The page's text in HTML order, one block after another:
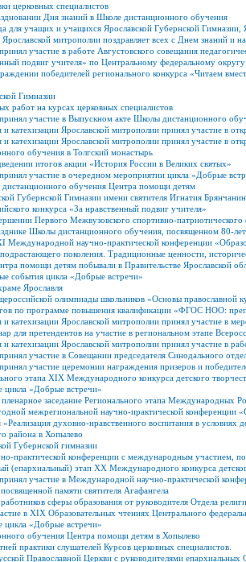
церковных специалистов
Дня знаний в Школе дистанционного обучения
для учащих и учащихся Ярославской Губернской Гимназии,
митрополии поздравляет всех с Днем знаний и
участие в работе Августовского совещания
подвиг учителя» по Центральному федеральному округу
победителей регионального конкурса «Читаем
Гимназии
работ на курсах церковных специалистов
участие в Выпускном акте Школы дистанционного
катехизации Ярославской митрополии принял участие в
катехизации Ярославской митрополии принял участие в
обучения в Толгский монастырь
итогов акции «История России в Великих святых»
участие в очередном мероприятии цикла «Добрые
дистанционного обучения Центра помощи детям
Губернской Гимназии имени святителя Игнатия
конкурса «За нравственный подвиг учителя»
Первого Межвузовского спортивно-патриотического
Школы дистанционного обучения, посвященном 80-
научно-практической конференции
поколения. Традиционные ценности,
помощи детям побывали в Правительстве Ярославской
события цикла «Добрые встречи»
Ярославля
олимпиады школьников «Основы православной
по программе повышения квалификации «ФГОС НОО:
и катехизации Ярославской митрополии принял участие в
для претендентов на участие в региональном этапе
и катехизации Ярославской митрополии принял участие
участие в Совещании председателя Синодального
участие церемонии награждения призеров и
этапа XIX Международного конкурса детского
цикла «Добрые встречи»
заседание Регионального этапа Международных
межрегиональной научно-практической конференции
духовно-нравственного воспитания в условиях
района в Хопылево
Губернской гимназии
практической конференции с международным
(епархиальный) этап ХX Международного конкурса
участие в Международной научно-практической
памяти святителя Агафангела
сферы образования от руководителя Отдела
в XIX Образовательных чтениях Центрального
цикла «Добрые встречи»
обучения Центра помощи детям в Хопылево
практики слушателей Курсов церковных специалистов.
Православной Церкви с руководителями